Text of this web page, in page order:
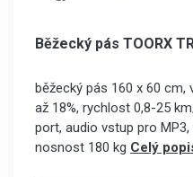
Běžecký pás TOORX
běžecký pás 160 x 60 cm,
až 18%, rychlost 0,8-25
port, audio vstup pro
nosnost 180 kg Celý